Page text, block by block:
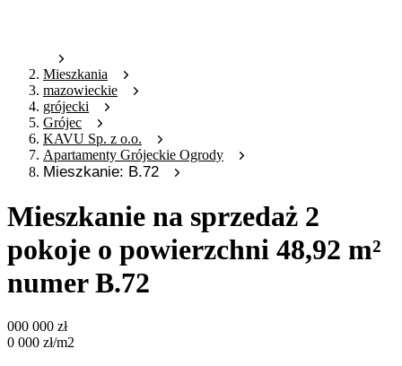
Mieszkania
mazowieckie
grójecki
Grójec
KAVU Sp. z o.o.
Apartamenty Grójeckie Ogrody
Mieszkanie: B.72
Mieszkanie na sprzedaż 2
pokoje o powierzchni 48,92 m²
numer B.72
000 000 zł
0 000 zł/m2